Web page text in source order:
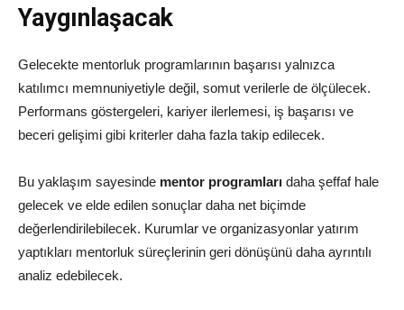
Yaygınlaşacak
Gelecekte mentorluk programlarının başarısı yalnızca
katılımcı memnuniyetiyle değil, somut verilerle de ölçülecek.
Performans göstergeleri, kariyer ilerlemesi, iş başarısı ve
beceri gelişimi gibi kriterler daha fazla takip edilecek.
Bu yaklaşım sayesinde mentor programları daha şeffaf hale
gelecek ve elde edilen sonuçlar daha net biçimde
değerlendirilebilecek. Kurumlar ve organizasyonlar yatırım
yaptıkları mentorluk süreçlerinin geri dönüşünü daha ayrıntılı
analiz edebilecek.